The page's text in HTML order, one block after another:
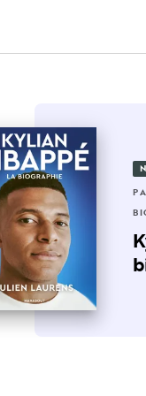
PAGES
: 20/09/2023
AUTOBIO
Roustan -